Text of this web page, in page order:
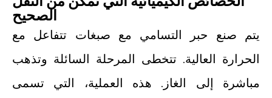
الصحيح
يتم صنع حبر التسامي مع صبغات تتفاعل مع
الحرارة العالية. تتخطى المرحلة السائلة وتذهب
مباشرة إلى الغاز. هذه العملية، التي تسمى